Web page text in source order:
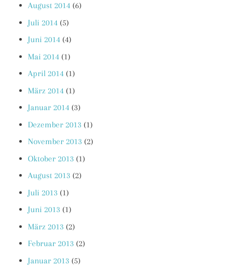
August 2014 (6)
Juli 2014 (5)
Juni 2014 (4)
Mai 2014 (1)
April 2014 (1)
März 2014 (1)
Januar 2014 (3)
Dezember 2013 (1)
November 2013 (2)
Oktober 2013 (1)
August 2013 (2)
Juli 2013 (1)
Juni 2013 (1)
März 2013 (2)
Februar 2013 (2)
Januar 2013 (5)